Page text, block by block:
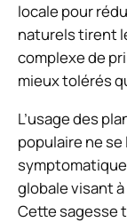
locale pour
naturels tirent
complexe de
mieux tolérés
L’usage des
populaire ne
globale visant
Cette sagesse